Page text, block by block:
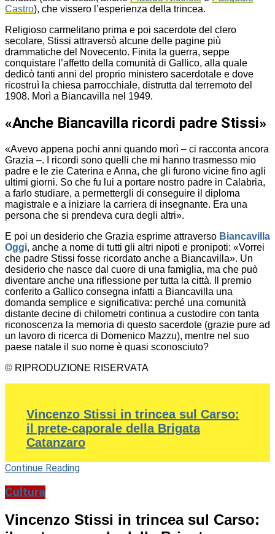
Castro), che vissero l’esperienza della trincea.
Religioso carmelitano prima e poi sacerdote del clero
secolare, Stissi attraversò alcune delle pagine più
drammatiche del Novecento. Finita la guerra, seppe
conquistare l’affetto della comunità di Gallico, alla quale
dedicò tanti anni del proprio ministero sacerdotale e dove
ricostruì la chiesa parrocchiale, distrutta dal terremoto del
1908. Morì a Biancavilla nel 1949.
«Anche Biancavilla ricordi padre Stissi»
«Avevo appena pochi anni quando morì – ci racconta ancora
Grazia –. I ricordi sono quelli che mi hanno trasmesso mio
padre e le zie Caterina e Anna, che gli furono vicine fino agli
ultimi giorni. So che fu lui a portare nostro padre in Calabria,
a farlo studiare, a permettergli di conseguire il diploma
magistrale e a iniziare la carriera di insegnante. Era una
persona che si prendeva cura degli altri».
E poi un desiderio che Grazia esprime attraverso Biancavilla
Oggi, anche a nome di tutti gli altri nipoti e pronipoti: «Vorrei
che padre Stissi fosse ricordato anche a Biancavilla». Un
desiderio che nasce dal cuore di una famiglia, ma che può
diventare anche una riflessione per tutta la città. Il premio
conferito a Gallico consegna infatti a Biancavilla una
domanda semplice e significativa: perché una comunità
distante decine di chilometri continua a custodire con tanta
riconoscenza la memoria di questo sacerdote (grazie pure ad
un lavoro di ricerca di Domenico Mazzu), mentre nel suo
paese natale il suo nome è quasi sconosciuto?
© RIPRODUZIONE RISERVATA
Vincenzo Stissi in trincea sul Carso:
il prete-caporale della Brigata
Catanzaro
Continue Reading
Cultura
Vincenzo Stissi in trincea sul Carso: